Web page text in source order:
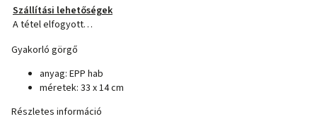
Szállítási lehetőségek
A tétel elfogyott…
Gyakorló görgő
anyag: EPP hab
méretek: 33 x 14 cm
Részletes információ